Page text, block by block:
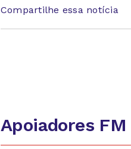
Compartilhe essa notícia
Apoiadores